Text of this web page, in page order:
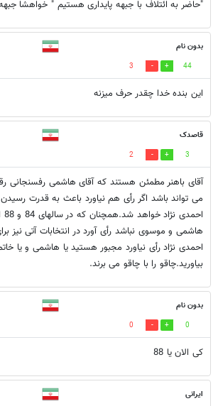
"حاضر به ائتلاف با جبهه پایداری هستیم " خواهشا جبهه
بدون نام
44
3
این بنده خدا چقدر حرف میزنه
قاصدک
3
2
آقای باهنر مطمئن هستند که آقای هاشمی رفسنجانی
می تواند باشد اگر رأی هم نیاورد باعث به قدرت
هاشمی و موسوی نباشد رأی آورد در انتخابات آتی نیز
احمدی نژاد رأی نیاورد مجبور هستید یا هاشمی و یا
بیاورید.چاقو را با چاقو می برند.
بدون نام
0
0
کی الان یا 88
ایرانی